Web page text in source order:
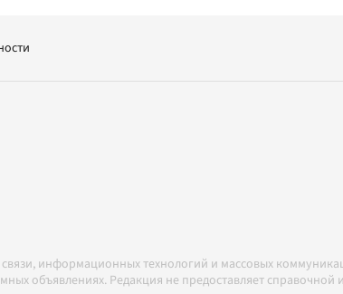
информационных технологий и массовых
объявлениях. Редакция не предоставляет